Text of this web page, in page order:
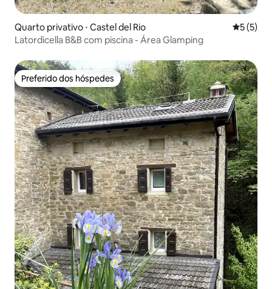
Quarto privativo ⋅ Castel del Rio 5 de
5 (5)
Latordicella B&B com piscina - Área Glamping
Preferido dos hóspedes
Preferido dos hóspedes